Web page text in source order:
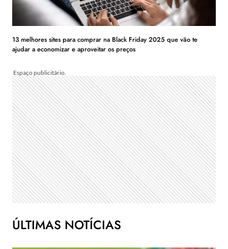
13 melhores sites para comprar na Black Friday 2025 que vão te
ajudar a economizar e aproveitar os preços
ÚLTIMAS NOTÍCIAS